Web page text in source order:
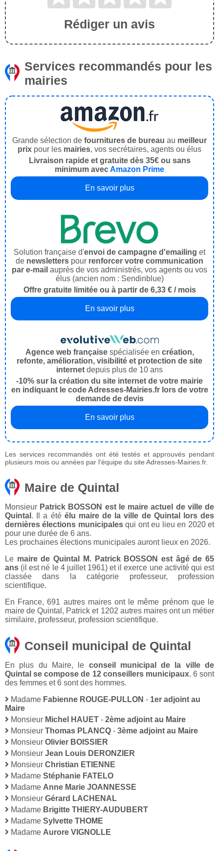
Rédiger un avis
Services recommandés pour les
mairies
Grande sélection de fournitures de bureau au meilleur
prix pour les mairies, vos secrétaires, agents ou élus
Livraison rapide et gratuite dès 35€ ou sans
minimum avecAmazon Prime
En savoir plus
Solution française d'envoi de campagne d'emailing et
de newsletters pour renforcer votre communication
par e-mail auprès de vos administrés, vos agents ou vos
élus (ancien nom : Sendinblue)
Offre gratuite limitée ou à partir de 6,33 € / mois
En savoir plus
Agence web françaisespécialisée en création,
refonte, amélioration, visibilité et protection de site
internet depuis plus de 10 ans
-10% sur la création du site internet de votre mairie
en indiquant le code Adresses-Mairies.fr lors de votre
demande de devis
En savoir plus
Les services recommandés ont été testés et approuvés pendant
plusieurs mois ou années par l'équipe du site Adresses-Mairies.fr.
Maire de Quintal
Monsieur Patrick BOSSON est le maire actuel de ville de
Quintal . Il a été élu maire de la ville de Quintal lors des
dernières élections municipalesqui ont eu lieu en 2020 et
pour une durée de 6 ans.
Les prochaines élections municipales auront lieux en 2026.
Le maire de Quintal M. Patrick BOSSON est âgé de 65
ans (il est né le 4 juillet 1961) et il exerce une activité qui est
classée dans la catégorie professeur, profession
scientifique.
En France, 691 autres maires ont le même prénom que le
maire de Quintal, Patrick et 1202 autres maires ont un métier
similaire, professeur, profession scientifique.
Conseil municipal de Quintal
En plus du Maire, le conseil municipal de la ville de
Quintal se compose de 12 conseillers municipaux. 6 sont
des femmes et 6 sont des hommes.
Madame Fabienne ROUGE-PULLON - 1er adjoint au
Maire
Monsieur Michel HAUET - 2ème adjoint au Maire
Monsieur Thomas PLANCQ - 3ème adjoint au Maire
Monsieur Olivier BOISSIER
Monsieur Jean Louis DERONZIER
Monsieur Christian ETIENNE
Madame Stéphanie FATELO
Madame Anne Marie JOANNESSE
Monsieur Gérard LACHENAL
Madame Brigitte THIERY-AUDUBERT
Madame Sylvette THOME
Madame Aurore VIGNOLLE